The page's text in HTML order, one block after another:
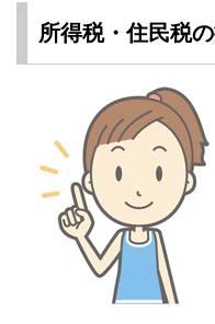
所得税・住民税